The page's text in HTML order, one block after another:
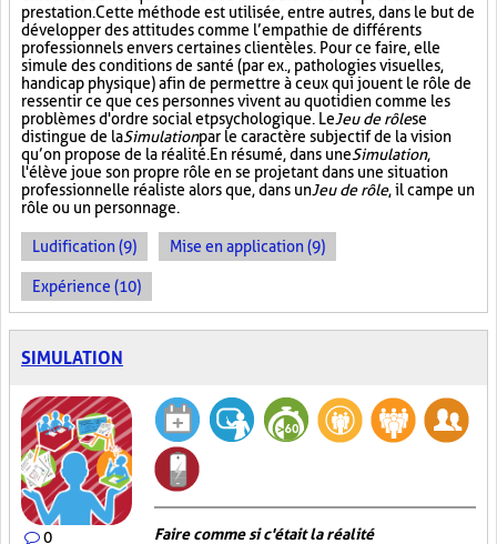
prestation. Cette méthode est utilisée, entre autres, dans le but de
développer des attitudes comme l’empathie de différents
professionnels envers certaines clientèles. Pour ce faire, elle
simule des conditions de santé (par ex., pathologies visuelles,
handicap physique) afin de permettre à ceux qui jouent le rôle de
ressentir ce que ces personnes vivent au quotidien comme les
problèmes d'ordre social et psychologique. LeJeu de rôlese
distingue de laSimulationpar le caractère subjectif de la vision
qu’on propose de la réalité. En résumé, dans uneSimulation,
l'élève joue son propre rôle en se projetant dans une situation
professionnelle réaliste alors que, dans unJeu de rôle, il campe un
rôle ou un personnage.
Ludification (9) Mise en application (9)
Expérience (10)
SIMULATION
0 Faire comme si c'était la réalité